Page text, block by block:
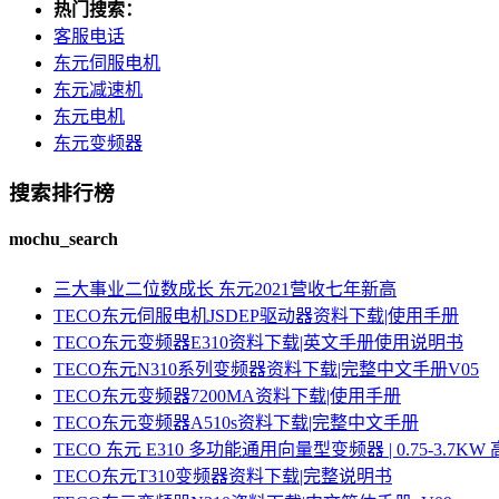
热门搜索：
客服电话
东元伺服电机
东元减速机
东元电机
东元变频器
搜索排行榜
mochu_search
三大事业二位数成长 东元2021营收七年新高
TECO东元伺服电机JSDEP驱动器资料下载|使用手册
TECO东元变频器E310资料下载|英文手册使用说明书
TECO东元N310系列变频器资料下载|完整中文手册V05
TECO东元变频器7200MA资料下载|使用手册
TECO东元变频器A510s资料下载|完整中文手册
TECO 东元 E310 多功能通用向量型变频器 | 0.75-3.7KW
TECO东元T310变频器资料下载|完整说明书